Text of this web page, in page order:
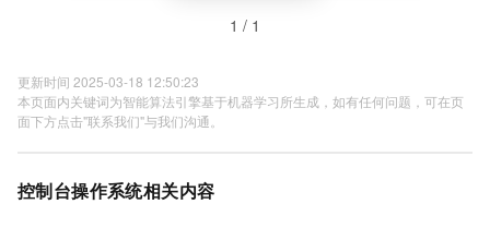
1 / 1
更新时间 2025-03-18 12:50:23
本页面内关键词为智能算法引擎基于机器学习所生成，如有任何问题，可在页
面下方点击"联系我们"与我们沟通。
控制台操作系统相关内容